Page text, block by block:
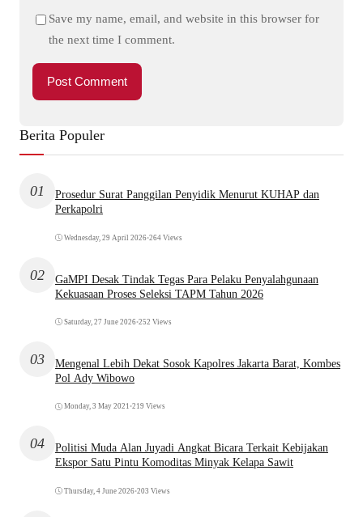
Save my name, email, and website in this browser for
the next time I comment.
Berita Populer
01
Prosedur Surat Panggilan Penyidik Menurut KUHAP dan
Perkapolri
Wednesday, 29 April 2026•264 Views
02
GaMPI Desak Tindak Tegas Para Pelaku Penyalahgunaan
Kekuasaan Proses Seleksi TAPM Tahun 2026
Saturday, 27 June 2026•252 Views
03
Mengenal Lebih Dekat Sosok Kapolres Jakarta Barat, Kombes
Pol Ady Wibowo
Monday, 3 May 2021 •219 Views
04
Politisi Muda Alan Juyadi Angkat Bicara Terkait Kebijakan
Ekspor Satu Pintu Komoditas Minyak Kelapa Sawit
Thursday, 4 June 2026•203 Views